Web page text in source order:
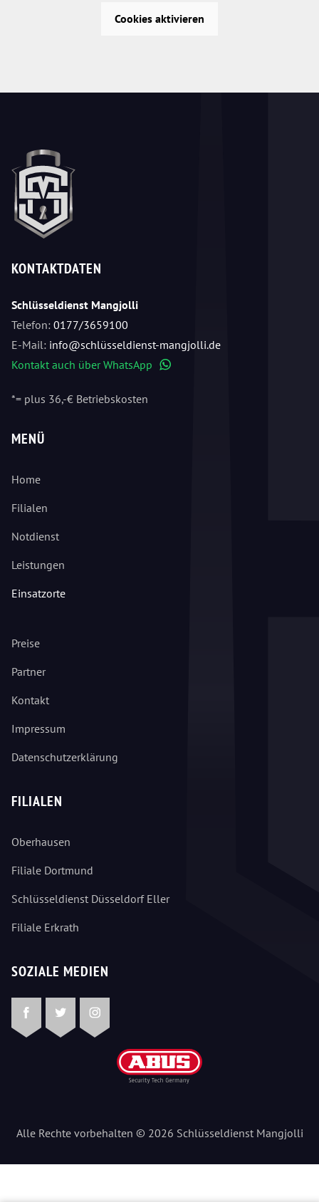
Cookies aktivieren
KONTAKTDATEN
Schlüsseldienst Mangjolli
Telefon: 0177/3659100
E-Mail: info@schlüsseldienst-mangjolli.de
Kontakt auch über WhatsApp
*= plus 36,-€ Betriebskosten
MENÜ
Home
Filialen
Notdienst
Leistungen
Einsatzorte
Preise
Partner
Kontakt
Impressum
Datenschutzerklärung
FILIALEN
Oberhausen
Filiale Dortmund
Schlüsseldienst Düsseldorf Eller
Filiale Erkrath
SOZIALE MEDIEN
FacebookTwitterInstagram
Alle Rechte vorbehalten © 2026 Schlüsseldienst Mangjolli